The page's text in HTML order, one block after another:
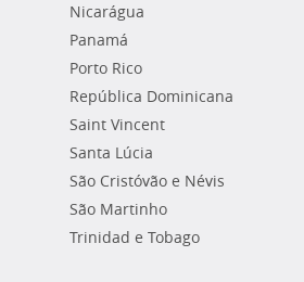
Nicarágua
Panamá
Porto Rico
República Dominicana
Saint Vincent
Santa Lúcia
São Cristóvão e Névis
São Martinho
Trinidad e Tobago